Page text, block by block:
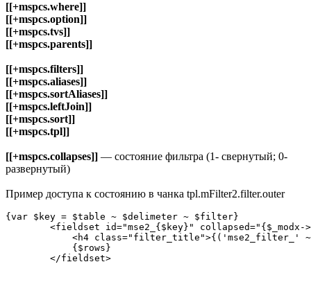
[[+mspcs.where]]
[[+mspcs.option]]
[[+mspcs.tvs]]
[[+mspcs.parents]]
[[+mspcs.filters]]
[[+mspcs.aliases]]
[[+mspcs.sortAliases]]
[[+mspcs.leftJoin]]
[[+mspcs.sort]]
[[+mspcs.tpl]]
[[+mspcs.collapses]] — состояние фильтра (1- свернутый; 0-
развернутый)
Пример доступа к состоянию в чанка tpl.mFilter2.filter.outer
{var $key = $table ~ $delimeter ~ $filter}
<fieldset id="mse2_{$key}"
<h4 class="filter_title">{('mse2_filter_'
            {$rows}
        </fieldset>